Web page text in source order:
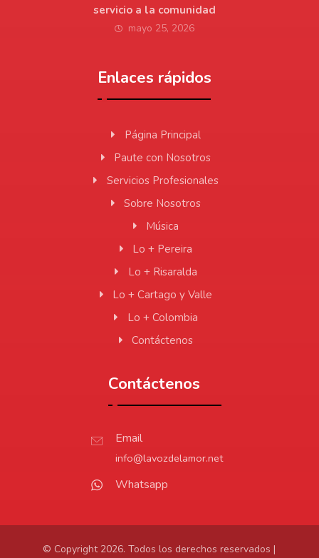
servicio a la comunidad
mayo 25, 2026
Enlaces rápidos
Página Principal
Paute con Nosotros
Servicios Profesionales
Sobre Nosotros
Música
Lo + Pereira
Lo + Risaralda
Lo + Cartago y Valle
Lo + Colombia
Contáctenos
Contáctenos
Email
info@lavozdelamor.net
Whatsapp
© Copyright 2026. Todos los derechos reservados |